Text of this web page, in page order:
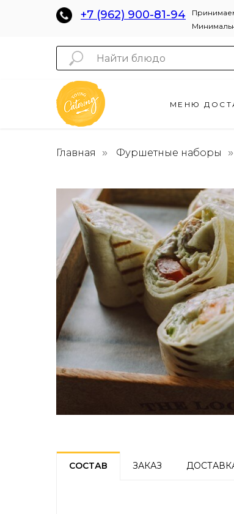
+7 (962) 900-81-94
МЕНЮ
Главная » Фуршетные наборы »
СОСТАВ ЗАКАЗ